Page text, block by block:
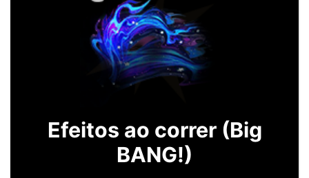
Efeitos ao correr (Big
BANG!)